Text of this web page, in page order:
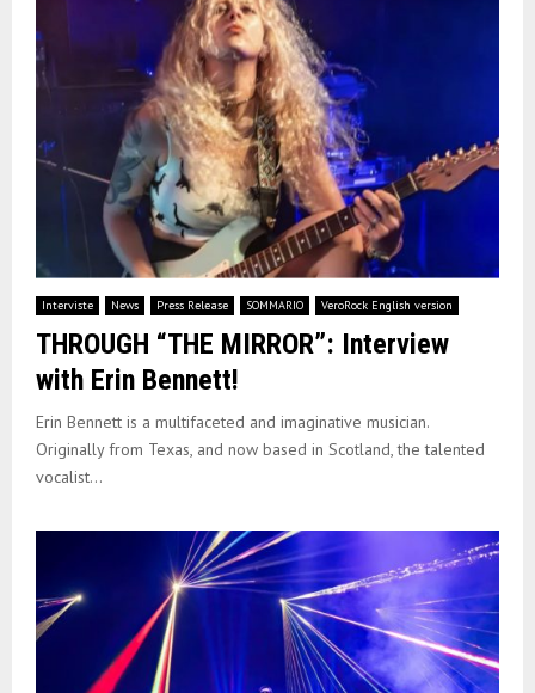
Interviste News Press Release SOMMARIO VeroRock English version
THROUGH “THE MIRROR”: Interview
with Erin Bennett!
Erin Bennett is a multifaceted and imaginative musician.
Originally from Texas, and now based in Scotland, the talented
vocalist...